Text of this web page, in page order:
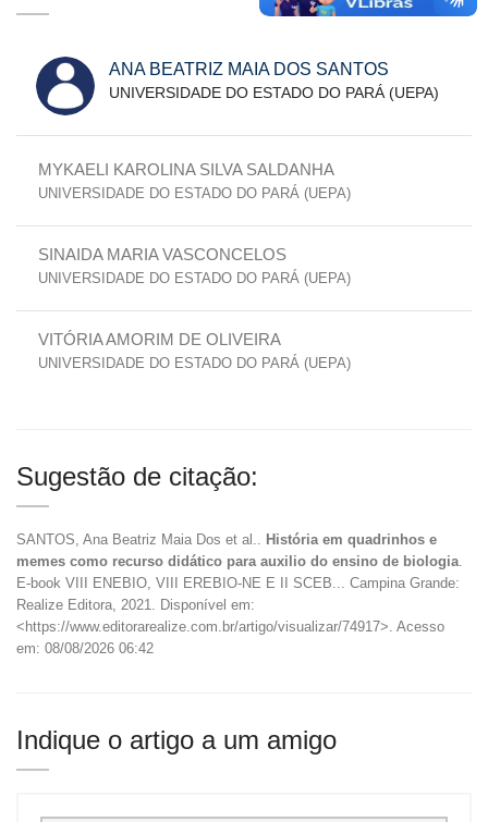
ANA BEATRIZ MAIA DOS SANTOS
UNIVERSIDADE DO ESTADO DO PARÁ (UEPA)
MYKAELI KAROLINA SILVA SALDANHA
UNIVERSIDADE DO ESTADO DO PARÁ (UEPA)
SINAIDA MARIA VASCONCELOS
UNIVERSIDADE DO ESTADO DO PARÁ (UEPA)
VITÓRIA AMORIM DE OLIVEIRA
UNIVERSIDADE DO ESTADO DO PARÁ (UEPA)
Sugestão de citação:
SANTOS, Ana Beatriz Maia Dos et al.. História em quadrinhos e
memes como recurso didático para auxilio do ensino de biologia
E-book VIII ENEBIO, VIII EREBIO-NE E II SCEB... Campina Grande:
Realize Editora, 2021. Disponível em:
<https://www.editorarealize.com.br/artigo/visualizar/74917>. Acesso
em: 08/08/2026 06:42
Indique o artigo a um amigo